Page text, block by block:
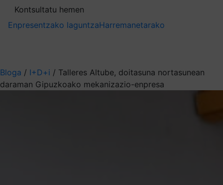
Kontsultatu hemen
Enpresentzako laguntzaHarremanetarako
Bloga / I+D+i / Talleres Altube, doitasuna nortasunean
daraman Gipuzkoako mekanizazio-enpresa